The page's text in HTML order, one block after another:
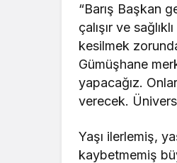
“Barış Başkan
çalışır ve
kesilmek
Gümüşhane
yapacağız.
verecek.
Yaşı ilerlemiş,
kaybetmemiş